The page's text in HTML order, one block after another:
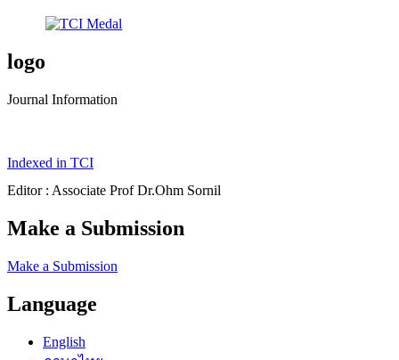
logo
Journal Information
Indexed in TCI
Editor : Associate Prof Dr.Ohm Sornil
Make a Submission
Make a Submission
Language
English